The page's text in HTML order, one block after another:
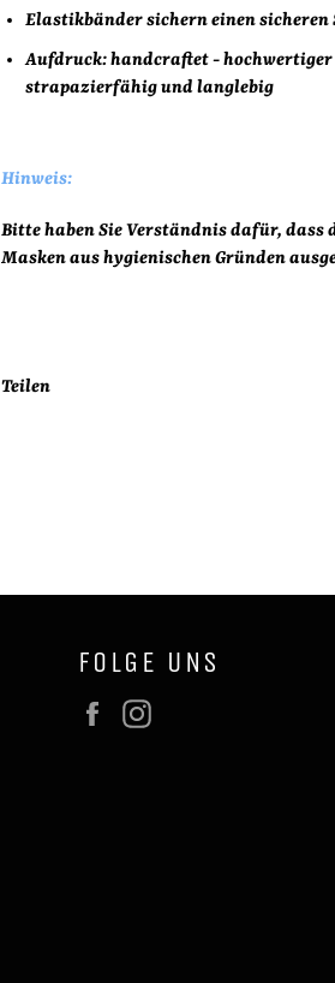
Elastikbänder sichern einen sicheren
Aufdruck:handcraftet -
strapazierfähig und langlebig
Hinweis:
Bitte haben Sie Verständnis dafür, dass
Masken aus hygienischen Gründen
Teilen
FOLGE UNS
Facebook